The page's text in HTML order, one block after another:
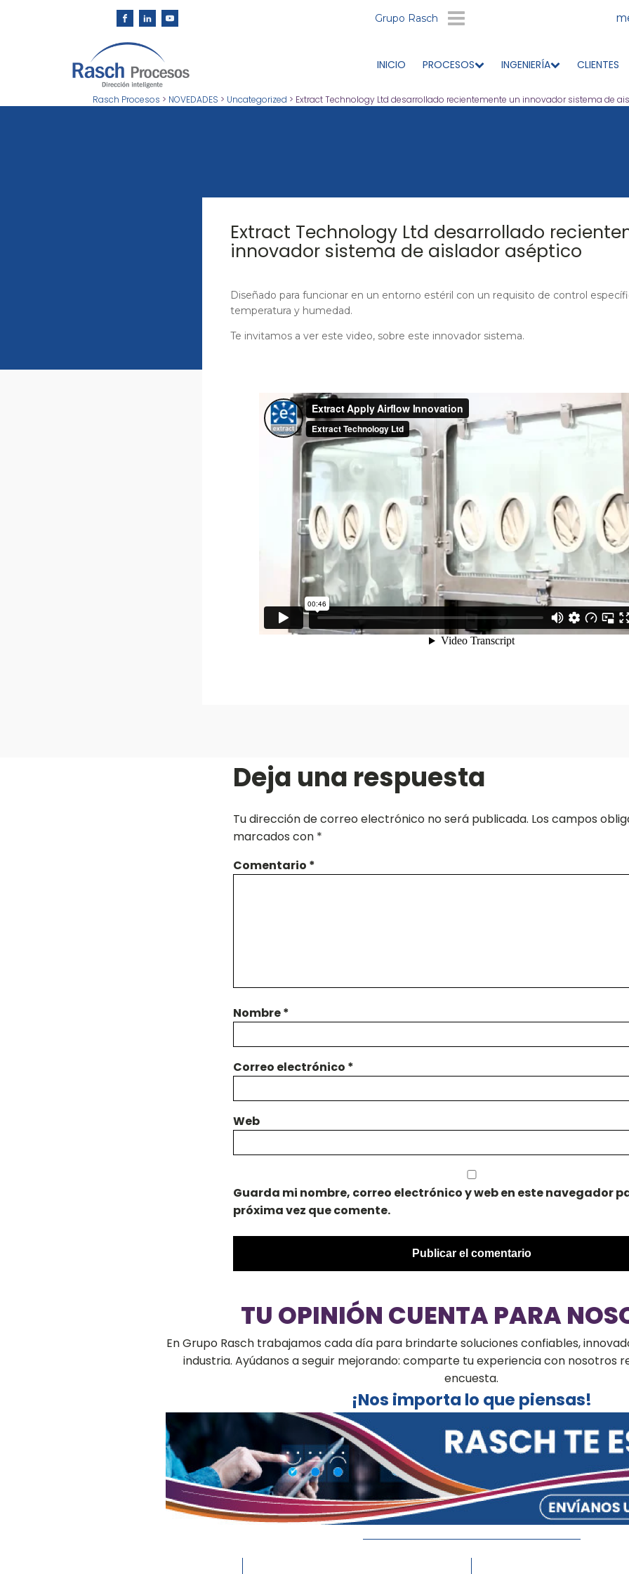
Grupo Rasch
INICIO PROCESOS INGENIERÍA CLIENTES
Rasch Procesos > NOVEDADES > Uncategorized > Extract Technology Ltd desarrollado recientemente un innovador sistema de
Extract Technology Ltd desarrollado
innovador sistema de aislador aséptico
Diseñado para funcionar en un entorno estéril con un requisito de control
temperatura y humedad.
Te invitamos a ver este video, sobre este innovador sistema.
Deja una respuesta
Tu dirección de correo electrónico no será publicada. Los campos
marcados con *
Comentario *
Nombre*
Correo electrónico *
Web
Guarda mi nombre, correo electrónico y web en este navegador
próxima vez que comente.
TU OPINIÓN CUENTA PARA
En Grupo Rasch trabajamos cada día para brindarte soluciones confiables,
industria. Ayúdanos a seguir mejorando: comparte tu experiencia con nosotros
encuesta.
¡Nos importa lo que piensas!